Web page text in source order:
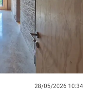
La rosa de los vientos
Gente viajera
Como el perro y el
Caso
Retornados
Equipo de
Operación Viuda
Extremadura
Galicia
La Rioja
Navarra
País Vasco
Virales
Televisión
Elecciones
28/05/2026 10:34